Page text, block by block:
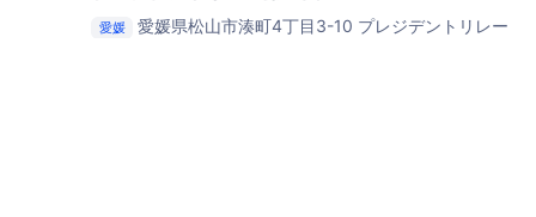
愛媛 愛媛県松山市湊町4丁目3-10 プレジデントリレー